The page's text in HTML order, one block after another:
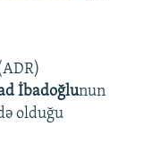
İbadoğlunun
olduğu